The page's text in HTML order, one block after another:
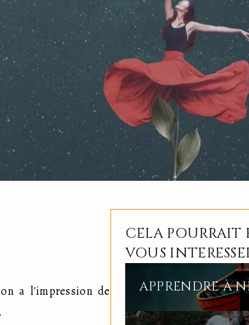
a l'impression de
CELA
VOUS
APPRENDRE À